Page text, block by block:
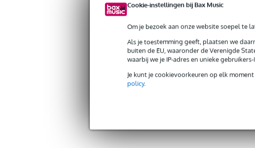
Cookie-instellingen bij Bax Music
Om je bezoek aan onze website soepel te
Als je toestemming geeft, plaatsen we
buiten de EU, waaronder de Verenigde
waarbij we je IP-adres en unieke
Je kunt je cookievoorkeuren op elk
policy.
Gratis verzending vanaf € 99,-
30 dagen 'niet goed geld terug'